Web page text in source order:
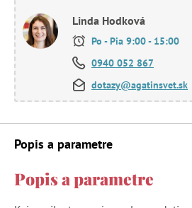
Linda Hodková
Po - Pia 9:00 - 15:00
0940 052 867
dotazy@agatinsvet.sk
Popis a parametre
Popis a parametre